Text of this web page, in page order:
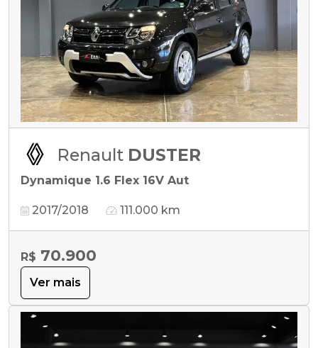
Renault DUSTER
Dynamique 1.6 Flex 16V Aut
2017/2018 111.000 km
R$ 70.900
Ver mais